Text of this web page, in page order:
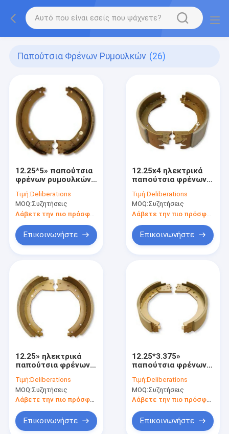
Παπούτσια Φρένων Ρυμουλκών (26)
12.25*5» παπούτσια
φρένων ρυμουλκών
Τιμή:Deliberations
MOQ:Συζητήσεις
Λάβετε την πιο πρόσφατη τιμή
Επικοινωνήστε
12.25x4 ηλεκτρικά
παπούτσια φρένων
Τιμή:Deliberations
MOQ:Συζητήσεις
Επικοινωνήστε
12.25» ηλεκτρικά
παπούτσια φρένων
Τιμή:Deliberations
MOQ:Συζητήσεις
Λάβετε την πιο πρόσφατη τιμή
Επικοινωνήστε
12.25*3.375»
παπούτσια φρένων
Τιμή:Deliberations
MOQ:Συζητήσεις
Επικοινωνήστε